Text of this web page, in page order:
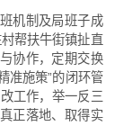
机制及局班子成
帮扶牛街镇扯直
协作，定期交换
准施策”的闭环管
工作，举一反三
正落地、取得实